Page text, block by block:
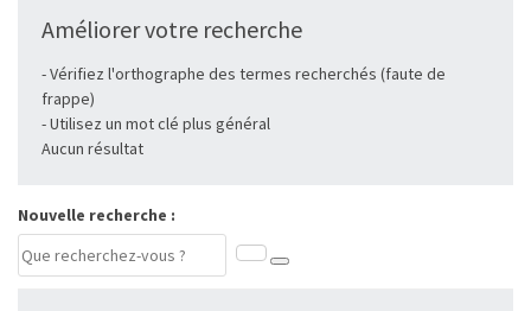
Améliorer votre recherche
- Vérifiez l'orthographe des termes recherchés (faute de
frappe)
- Utilisez un mot clé plus général
Aucun résultat
Nouvelle recherche :